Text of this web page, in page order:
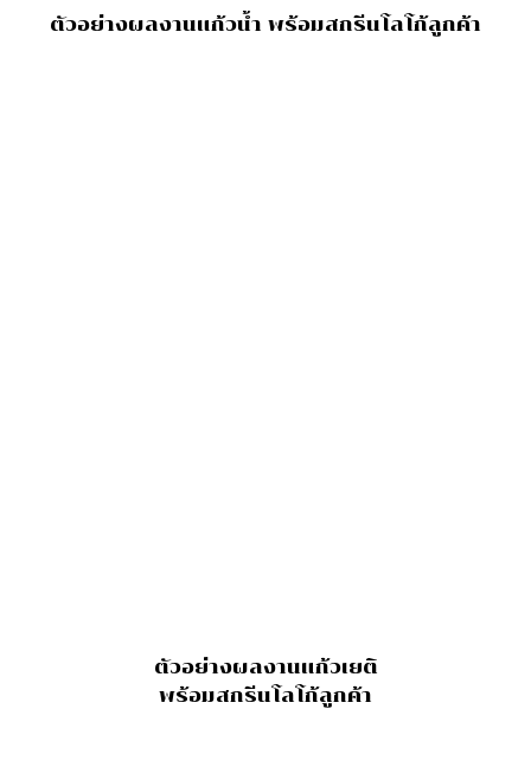
ตัวอย่างผลงานแก้วน้ำ พร้อมสกรีนโลโก้ลูกค้า
ตัวอย่างผลงานแก้วเยติ
พร้อมสกรีนโลโก้ลูกค้า